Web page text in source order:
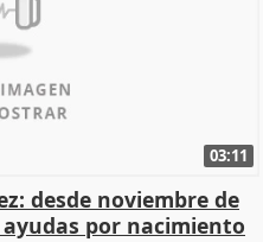
03:11
desde noviembre de
ayudas por nacimiento